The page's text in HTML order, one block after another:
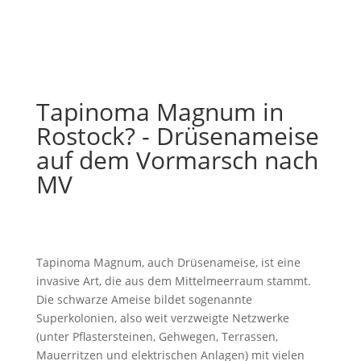
Tapinoma Magnum in
Rostock? - Drüsenameise
auf dem Vormarsch nach
MV
Tapinoma Magnum, auch Drüsenameise, ist eine
invasive Art, die aus dem Mittelmeerraum stammt.
Die schwarze Ameise bildet sogenannte
Superkolonien, also weit verzweigte Netzwerke
(unter Pflastersteinen, Gehwegen, Terrassen,
Mauerritzen und elektrischen Anlagen) mit vielen